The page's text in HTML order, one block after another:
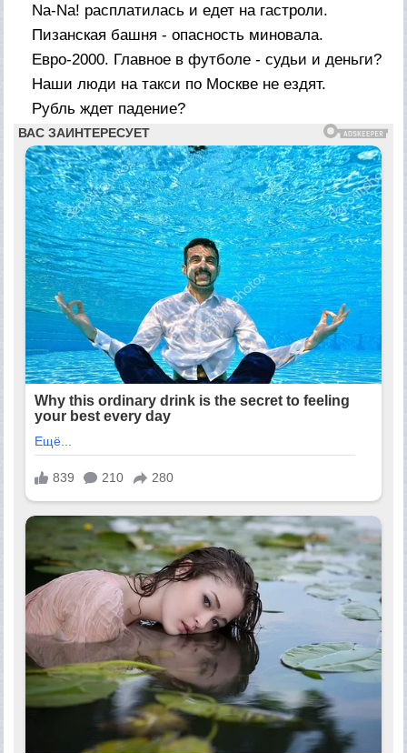
Na-Na! расплатилась и едет на гастроли.
Пизанская башня - опасность миновала.
Евро-2000. Главное в футболе - судьи и деньги?
Наши люди на такси по Москве не ездят.
Рубль ждет падение?